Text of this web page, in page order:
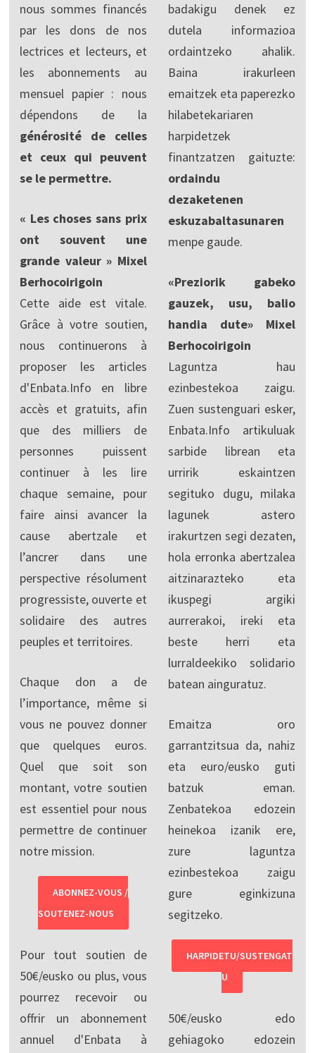
nous sommes financés
par les dons de nos
lectrices et lecteurs, et
les abonnements au
mensuel papier : nous
dépendons de la
générosité de celles
et ceux qui peuvent
se le permettre.
« Les choses sans prix
ont souvent une
grande valeur » Mixel
Berhocoirigoin
Cette aide est vitale.
Grâce à votre soutien,
nous continuerons à
proposer les articles
d'Enbata.Info en libre
accès et gratuits, afin
que des milliers de
personnes puissent
continuer à les lire
chaque semaine, pour
faire ainsi avancer la
cause abertzale et
l’ancrer dans une
perspective résolument
progressiste, ouverte et
solidaire des autres
peuples et territoires.
Chaque don a de
l’importance, même si
vous ne pouvez donner
que quelques euros.
Quel que soit son
montant, votre soutien
est essentiel pour nous
permettre de continuer
notre mission.
ABONNEZ-VOUS /
SOUTENEZ-NOUS
Pour tout soutien de
50€/eusko ou plus, vous
pourrez recevoir ou
offrir un abonnement
annuel d'Enbata à
badakigu denek ez
dutela informazioa
ordaintzeko ahalik.
Baina irakurleen
emaitzek eta paperezko
hilabetekariaren
harpidetzek
finantzatzen gaituzte:
ordaindu
dezaketenen
eskuzabaltasunaren
menpe gaude.
«Preziorik gabeko
gauzek, usu, balio
handia dute» Mixel
Berhocoirigoin
Laguntza hau
ezinbestekoa zaigu.
Zuen sustenguari esker,
Enbata.Info artikuluak
sarbide librean eta
urririk eskaintzen
segituko dugu, milaka
lagunek astero
irakurtzen segi dezaten,
hola erronka abertzalea
aitzinarazteko eta
ikuspegi argiki
aurrerakoi, ireki eta
beste herri eta
lurraldeekiko solidario
batean ainguratuz.
Emaitza oro
garrantzitsua da, nahiz
eta euro/eusko guti
batzuk eman.
Zenbatekoa edozein
heinekoa izanik ere,
zure laguntza
ezinbestekoa zaigu
gure eginkizuna
segitzeko.
HARPIDETU/SUSTENGAT
U
50€/eusko edo
gehiagoko edozein